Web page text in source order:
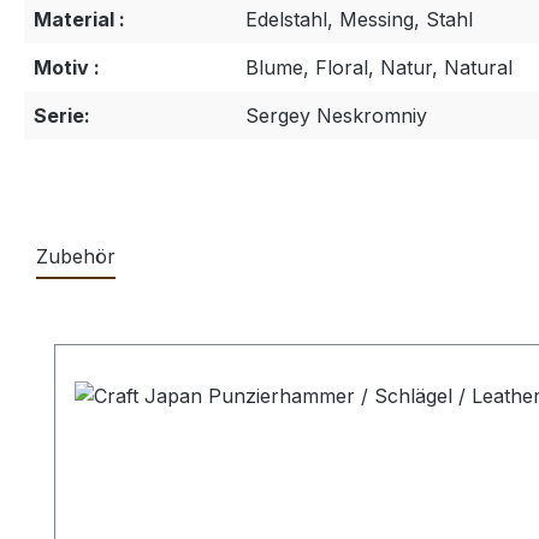
Material :
Edelstahl, Messing, Stahl
Motiv :
Blume, Floral, Natur, Natural
Serie:
Sergey Neskromniy
Zubehör